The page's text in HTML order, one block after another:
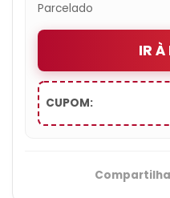
Parcelado
IR
CUPOM: